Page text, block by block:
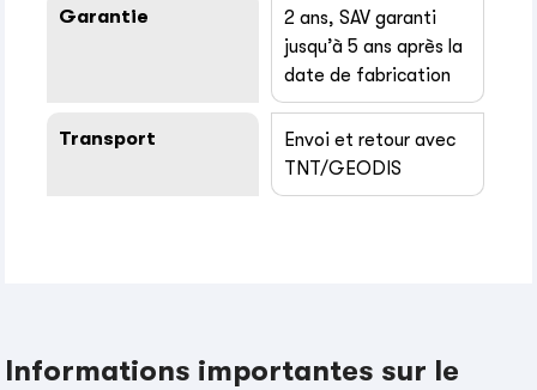
Garantie
2 ans, SAV garanti
jusqu’à 5 ans après la
date de fabrication
Transport
Envoi et retour avec
TNT/GEODIS
Informations importantes sur le